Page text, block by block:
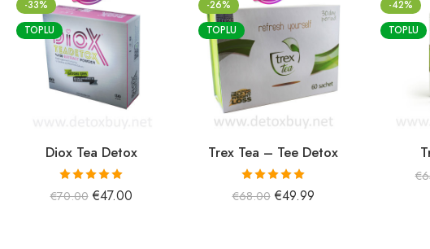
-33%
TOPLU
Diox Tea Detox
5 üzerinden
5.00oy aldı
€70.00 €47.00
-26%
TOPLU
Trex Tea – Tee Detox
5 üzerinden
5.00oy aldı
€68.00 €49.99
-42%
TOPLU
€